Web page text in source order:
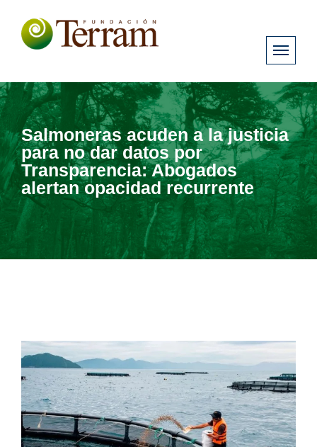
Salmoneras acuden a la justicia
para no dar datos por
Transparencia: Abogados
alertan opacidad recurrente